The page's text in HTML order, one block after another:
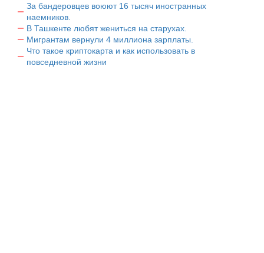
За бандеровцев воюют 16 тысяч иностранных
наемников.
В Ташкенте любят жениться на старухах.
Мигрантам вернули 4 миллиона зарплаты.
Что такое криптокарта и как использовать в
повседневной жизни